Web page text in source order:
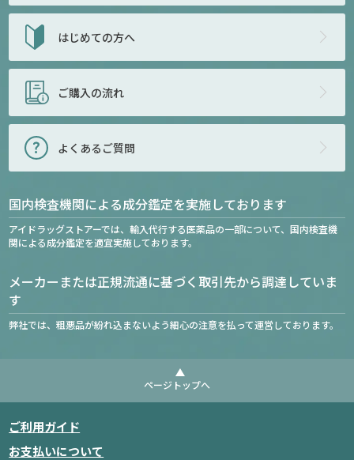
はじめての方へ
ご購入の流れ
よくあるご質問
国内検査機関による成分鑑定を実施しております
アイドラッグストアーでは、輸入代行する医薬品の一部について、国内検査機
関による成分鑑定を適宜実施しております。
メーカーまたは正規流通に基づく取引先から調達していま
す
弊社では、粗悪品が紛れ込まないよう細心の注意を払って運営しております。
ページトップへ
ご利用ガイド
お支払いについて